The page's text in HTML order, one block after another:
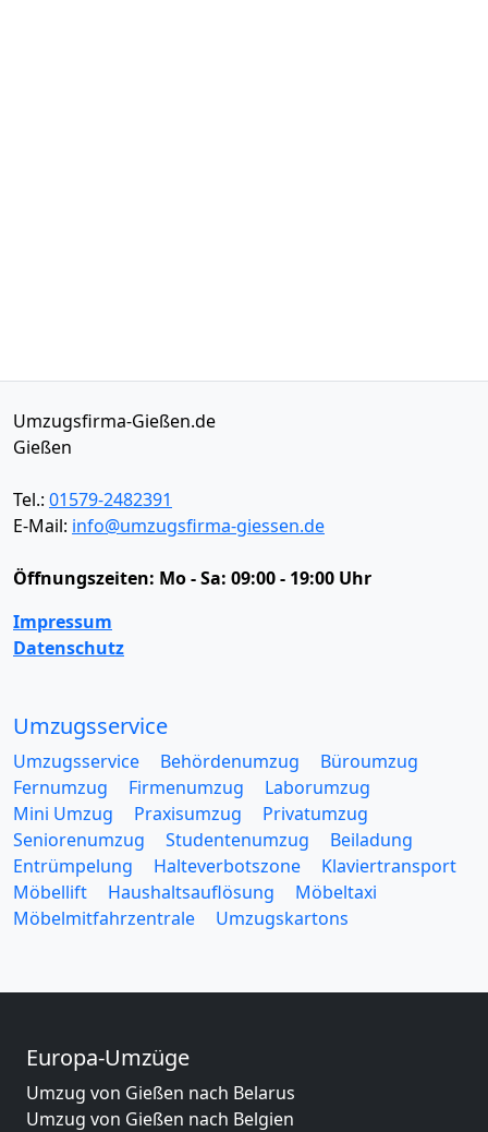
Umzugsfirma-Gießen.de
Gießen
Tel.: 01579-2482391
E-Mail: info@umzugsfirma-giessen.de
Öffnungszeiten: Mo - Sa: 09:00 - 19:00 Uhr
Impressum
Datenschutz
Umzugsservice
Umzugsservice Behördenumzug
Büroumzug
Fernumzug
Firmenumzug
Laborumzug
Mini Umzug
Praxisumzug
Privatumzug
Seniorenumzug
Studentenumzug
Beiladung
Entrümpelung
Halteverbotszone
Klaviertransport
Möbellift
Haushaltsauflösung
Möbeltaxi
Möbelmitfahrzentrale
Umzugskartons
Europa-Umzüge
Umzug von Gießen nach Belarus
Umzug von Gießen nach Belgien